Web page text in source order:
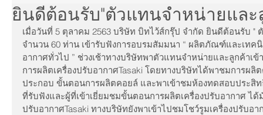
ยินดีต้อนรับ"ตัวแทนจำหน่ายและ
เมื่อวันที่ 5 ตุลาคม 2563 บริษัท บิทไว้ส์กรุ๊ป จำกัด ยินดีต้อนรับ "
จำนวน 60 ท่าน เข้ารับฟังการอบรมสัมมนา “ ผลิตภัณฑ์และเทค
อากาศทั่วไป ” ช่วงเช้าทางบริษัทพาตัวแทนจำหน่ายและลูกค้าเ
การผลิตเครื่องปรับอากาศTasaki โดยทางบริษัทได้พาชมการผ
ประกอบ ขั้นตอนการผลิตคอยล์ และพาเข้าชมห้องทดสอบประสิท
ที่รับฟังและผู้ที่เข้าเยี่ยมชมขั้นตอนการผลิตเครื่องปรับอากาศ ไ
ปรับอากาศTasaki ทางบริษัทยังพาเข้าไปชมโชว์รูมเครื่องปรับ